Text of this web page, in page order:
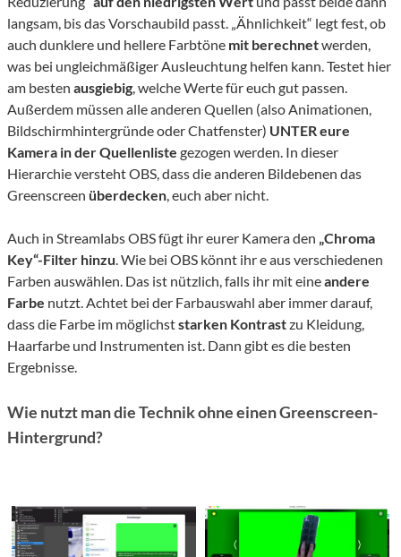
langsam, bis das Vorschaubild passt. „Ähnlichkeit“ legt fest, ob
auch dunklere und hellere Farbtöne mit berechnetwerden,
was bei ungleichmäßiger Ausleuchtung helfen kann. Testet hier
am besten ausgiebig , welche Werte für euch gut passen.
Außerdem müssen alle anderen Quellen (also Animationen,
Bildschirmhintergründe oder Chatfenster) UNTER eure
Kamera in der Quellenliste gezogen werden. In dieser
Hierarchie versteht OBS, dass die anderen Bildebenen das
Greenscreen überdecken , euch aber nicht.
Auch in Streamlabs OBS fügt ihr eurer Kamera den „Chroma
Key“-Filter hinzu . Wie bei OBS könnt ihr e aus verschiedenen
Farben auswählen. Das ist nützlich, falls ihr mit eineandere
Farbe nutzt. Achtet bei der Farbauswahl aber immer darauf,
dass die Farbe im möglichststarken Kontrastzu Kleidung,
Haarfarbe und Instrumenten ist. Dann gibt es die besten
Ergebnisse.
Wie nutzt man die Technik ohne einen Greenscreen-
Hintergrund?